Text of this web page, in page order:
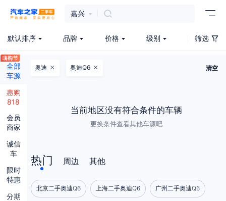
嘉兴
默认排序 品牌 价格 级别 筛选
全部
车源
惠购
818
会员
商家
诚信
车
限时
特惠
分期
奥迪 奥迪Q6 清空
当前地区没有符合条件的车辆
更换条件查看其他车源吧
热门 周边 其他
北京二手奥迪Q6 上海二手奥迪Q6 广州二手奥迪Q6